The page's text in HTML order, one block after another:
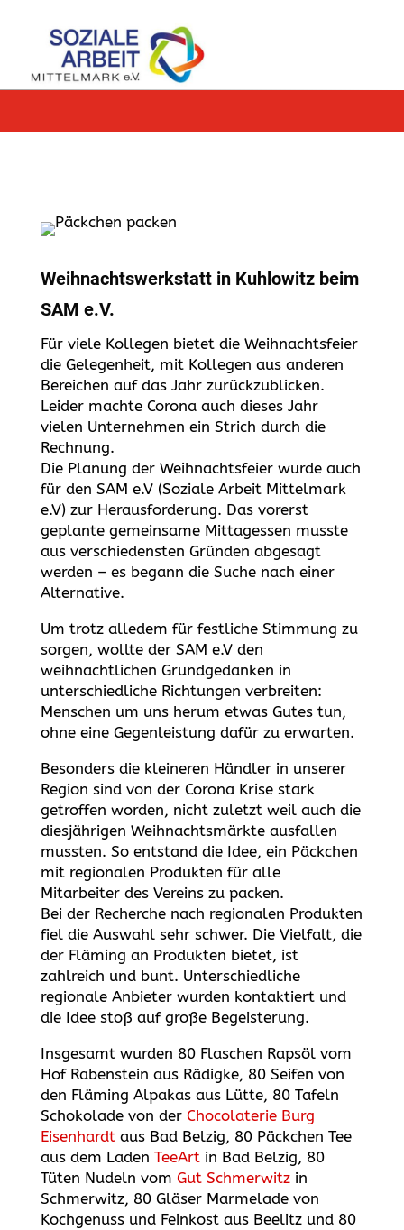
Weihnachtswerkstatt in Kuhlowitz beim
SAM e.V.
Für viele Kollegen bietet die Weihnachtsfeier
die Gelegenheit, mit Kollegen aus anderen
Bereichen auf das Jahr zurückzublicken.
Leider machte Corona auch dieses Jahr
vielen Unternehmen ein Strich durch die
Rechnung.
Die Planung der Weihnachtsfeier wurde auch
für den SAM e.V (Soziale Arbeit Mittelmark
e.V) zur Herausforderung. Das vorerst
geplante gemeinsame Mittagessen musste
aus verschiedensten Gründen abgesagt
werden – es begann die Suche nach einer
Alternative.
Um trotz alledem für festliche Stimmung zu
sorgen, wollte der SAM e.V den
weihnachtlichen Grundgedanken in
unterschiedliche Richtungen verbreiten:
Menschen um uns herum etwas Gutes tun,
ohne eine Gegenleistung dafür zu erwarten.
Besonders die kleineren Händler in unserer
Region sind von der Corona Krise stark
getroffen worden, nicht zuletzt weil auch die
diesjährigen Weihnachtsmärkte ausfallen
mussten. So entstand die Idee, ein Päckchen
mit regionalen Produkten für alle
Mitarbeiter des Vereins zu packen.
Bei der Recherche nach regionalen Produkten
fiel die Auswahl sehr schwer. Die Vielfalt, die
der Fläming an Produkten bietet, ist
zahlreich und bunt. Unterschiedliche
regionale Anbieter wurden kontaktiert und
die Idee stoß auf große Begeisterung.
Insgesamt wurden 80 Flaschen Rapsöl vom
Hof Rabenstein aus Rädigke, 80 Seifen von
den Fläming Alpakas aus Lütte, 80 Tafeln
Schokolade von der Chocolaterie Burg
Eisenhardtaus Bad Belzig, 80 Päckchen Tee
aus dem Laden TeeArtin Bad Belzig, 80
Tüten Nudeln vom Gut Schmerwitzin
Schmerwitz, 80 Gläser Marmelade von
Kochgenuss und Feinkost aus Beelitz und 80